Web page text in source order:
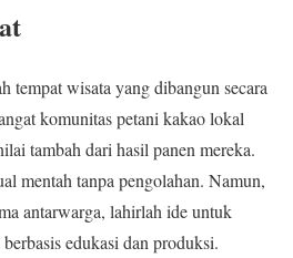
tempat wisata yang dibangun secara
komunitas petani kakao lokal
tambah dari hasil panen mereka.
mentah tanpa pengolahan. Namun,
antarwarga, lahirlah ide untuk
edukasi dan produksi.